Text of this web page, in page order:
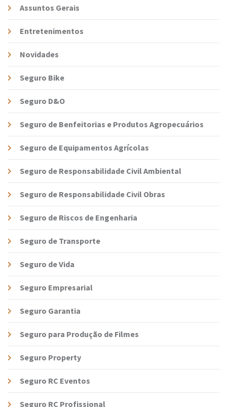
Assuntos Gerais
Entretenimentos
Novidades
Seguro Bike
Seguro D&O
Seguro de Benfeitorias e Produtos Agropecuários
Seguro de Equipamentos Agrícolas
Seguro de Responsabilidade Civil Ambiental
Seguro de Responsabilidade Civil Obras
Seguro de Riscos de Engenharia
Seguro de Transporte
Seguro de Vida
Seguro Empresarial
Seguro Garantia
Seguro para Produção de Filmes
Seguro Property
Seguro RC Eventos
Seguro RC Profissional